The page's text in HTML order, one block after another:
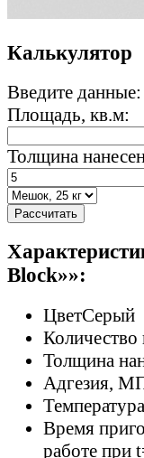
Калькулятор
Введите данные:
Площадь, кв.м:
Толщина
Рассчитать
Block»»:
ЦветСерый
Количество
Толщина
Адгезия,
Время
работе при